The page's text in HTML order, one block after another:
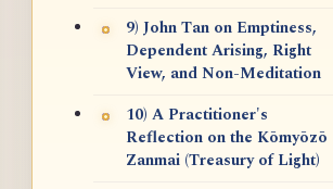
9) John Tan on Emptiness,
Dependent Arising, Right
View, and Non-Meditation
10) A Practitioner's
Reflection on the Kōmyōzō
Zanmai (Treasury of Light)